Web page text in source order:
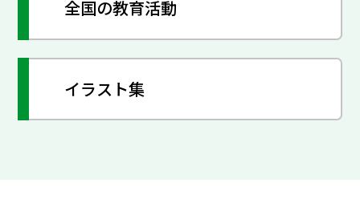
全国の教育活動
イラスト集